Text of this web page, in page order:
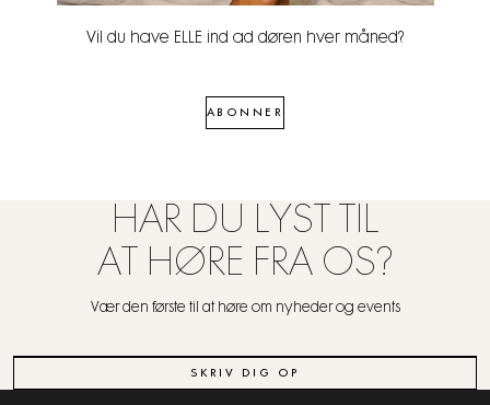
Vil du have ELLE ind ad døren hver måned?
ABONNER
HAR DU LYST TIL
AT HØRE FRA OS?
Vær den første til at høre om nyheder og events
SKRIV DIG OP